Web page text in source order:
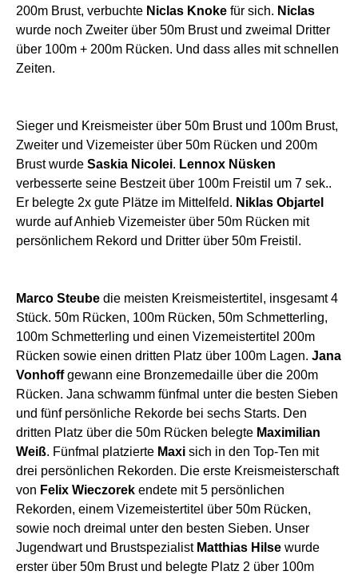
200m Brust, verbuchte Niclas Knoke für sich. Niclas
wurde noch Zweiter über 50m Brust und zweimal Dritter
über 100m + 200m Rücken. Und dass alles mit schnellen
Zeiten.
Sieger und Kreismeister über 50m Brust und 100m Brust,
Zweiter und Vizemeister über 50m Rücken und 200m
Brust wurde Saskia Nicolei. Lennox Nüsken
verbesserte seine Bestzeit über 100m Freistil um 7 sek..
Er belegte 2x gute Plätze im Mittelfeld. Niklas Objartel
wurde auf Anhieb Vizemeister über 50m Rücken mit
persönlichem Rekord und Dritter über 50m Freistil.
Marco Steube die meisten Kreismeistertitel, insgesamt 4
Stück. 50m Rücken, 100m Rücken, 50m Schmetterling,
100m Schmetterling und einen Vizemeistertitel 200m
Rücken sowie einen dritten Platz über 100m Lagen. Jana
Vonhoffgewann eine Bronzemedaille über die 200m
Rücken. Jana schwamm fünfmal unter die besten Sieben
und fünf persönliche Rekorde bei sechs Starts. Den
dritten Platz über die 50m Rücken belegte Maximilian
Weiß. Fünfmal platzierte Maxi sich in den Top-Ten mit
drei persönlichen Rekorden. Die erste Kreismeisterschaft
von Felix Wieczorek endete mit 5 persönlichen
Rekorden, einem Vizemeistertitel über 50m Rücken,
sowie noch dreimal unter den besten Sieben. Unser
Jugendwart und Brustspezialist Matthias Hilse wurde
erster über 50m Brust und belegte Platz 2 über 100m